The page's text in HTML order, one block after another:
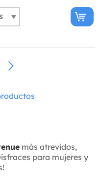
más atrevidos,
para mujeres y